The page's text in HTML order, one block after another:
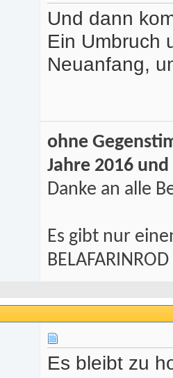
Und dann
Ein Umbruch
Neuanfang,
ohne
Jahre 2016 und
Danke an alle
Es gibt nur
BELAFARINROD
Es bleibt zu